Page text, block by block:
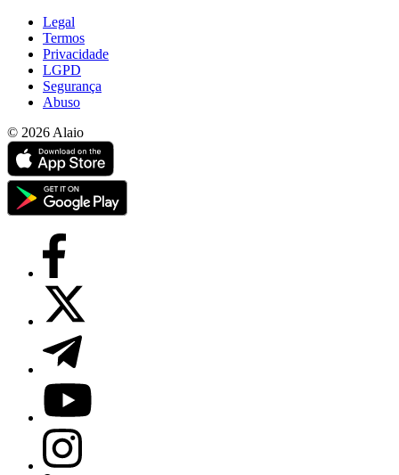
Legal
Termos
Privacidade
LGPD
Segurança
Abuso
© 2026 Alaio